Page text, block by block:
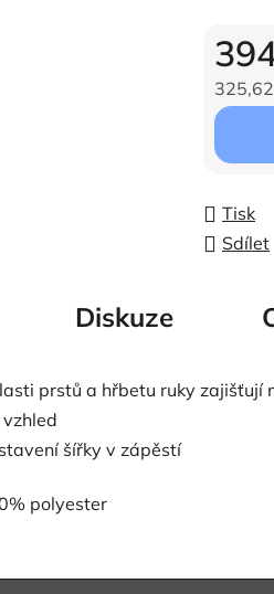
Měrná
Tisk
Sdílet
Diskuze
prstů a hřbetu ruky
šířky v zápěstí
polyester